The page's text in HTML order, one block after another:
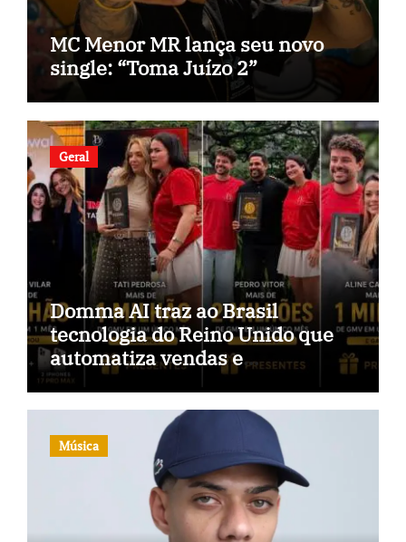
MC Menor MR lança seu novo
single: “Toma Juízo 2”
Geral
Domma AI traz ao Brasil
tecnologia do Reino Unido que
automatiza vendas e
inteligência no TikTok Shop
Música